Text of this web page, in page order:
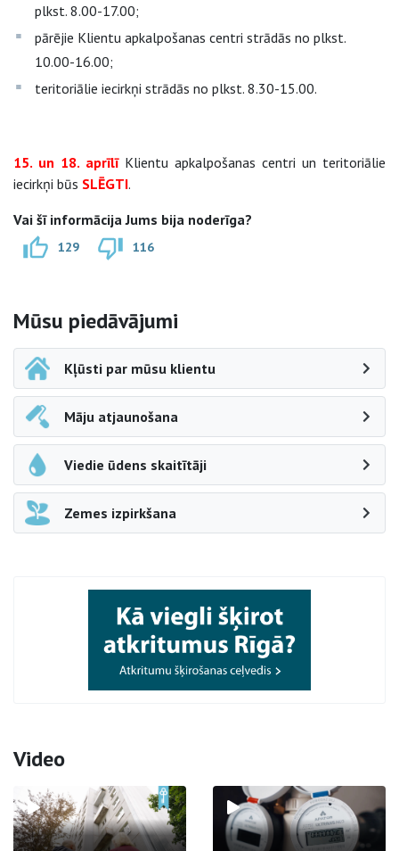
plkst. 8.00-17.00;
pārējie Klientu apkalpošanas centri strādās no plkst.
10.00-16.00;
teritoriālie iecirkņi strādās no plkst. 8.30-15.00.
15. un 18. aprīlīKlientu apkalpošanas centri un teritoriālie
iecirkņi būs SLĒGTI.
Vai šī informācija Jums bija noderīga?
129 116
Sāna navigācija
Mūsu piedāvājumi
Kļūsti par mūsu klientu
Māju atjaunošana
Viedie ūdens skaitītāji
Zemes izpirkšana
Video